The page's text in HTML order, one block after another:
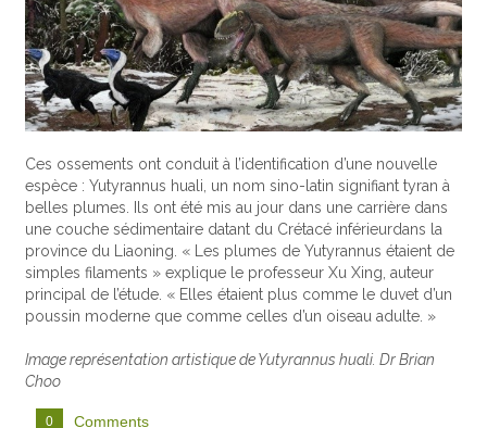
Ces ossements ont conduit à l’identification d’une nouvelle
espèce : Yutyrannus huali, un nom sino-latin signifiant tyran à
belles plumes. Ils ont été mis au jour dans une carrière dans
une couche sédimentaire datant du Crétacé inférieurdans la
province du Liaoning. « Les plumes de Yutyrannus étaient de
simples filaments » explique le professeur Xu Xing, auteur
principal de l’étude. « Elles étaient plus comme le duvet d’un
poussin moderne que comme celles d’un oiseau adulte. »
Image représentation artistique de Yutyrannus huali. Dr Brian
Choo
0 Comments